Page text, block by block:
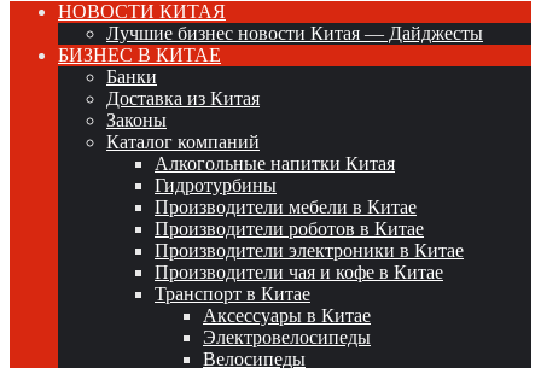
НОВОСТИ КИТАЯ
Лучшие бизнес новости Китая — Дайджесты
БИЗНЕС В КИТАЕ
Банки
Доставка из Китая
Законы
Каталог компаний
Алкогольные напитки Китая
Гидротурбины
Производители мебели в Китае
Производители роботов в Китае
Производители электроники в Китае
Производители чая и кофе в Китае
Транспорт в Китае
Аксессуары в Китае
Электровелосипеды
Велосипеды